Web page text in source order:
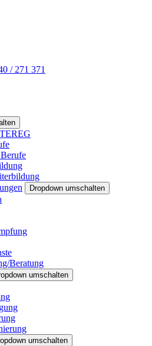
/ 271 371
Dropdown umschalten
Beratung
umschalten
umschalten